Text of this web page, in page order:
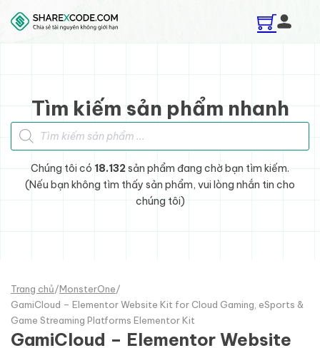
Skip to main content
Skip to footer
Tìm kiếm sản phẩm nhanh
Tìm kiếm sản phẩm
Chúng tôi có 18.132sản phẩm đang chờ bạn tìm kiếm.
(Nếu bạn không tìm thấy sản phẩm, vui lòng nhắn tin cho
chúng tôi)
Trang chủ/MonsterOne/
GamiCloud – Elementor Website Kit for Cloud Gaming, eSports &
Game Streaming Platforms Elementor Kit
GamiCloud – Elementor Website